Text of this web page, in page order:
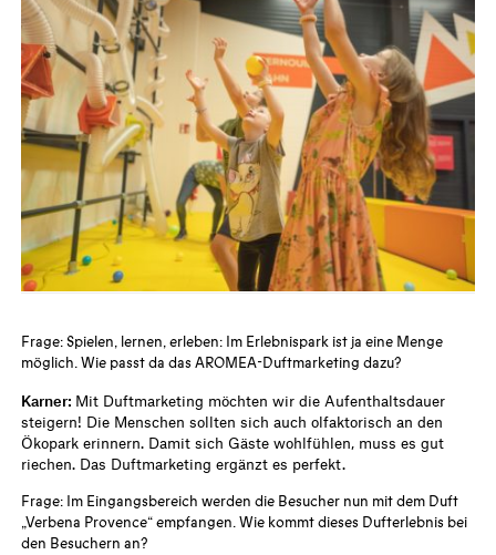
Frage: Spielen, lernen, erleben: Im Erlebnispark ist ja eine Menge
möglich. Wie passt da dasAROMEA-Duftmarketing dazu?
Karner: Mit Duftmarketing möchten wir die Aufenthaltsdauer
steigern! Die Menschen sollten sich auch olfaktorisch an den
Ökopark erinnern. Damit sich Gäste wohlfühlen, muss es gut
riechen. Das Duftmarketing ergänzt es perfekt.
Frage: Im Eingangsbereich werden die Besucher nun mit dem Duft
„Verbena Provence“empfangen. Wie kommt dieses Dufterlebnis bei
den Besuchern an?